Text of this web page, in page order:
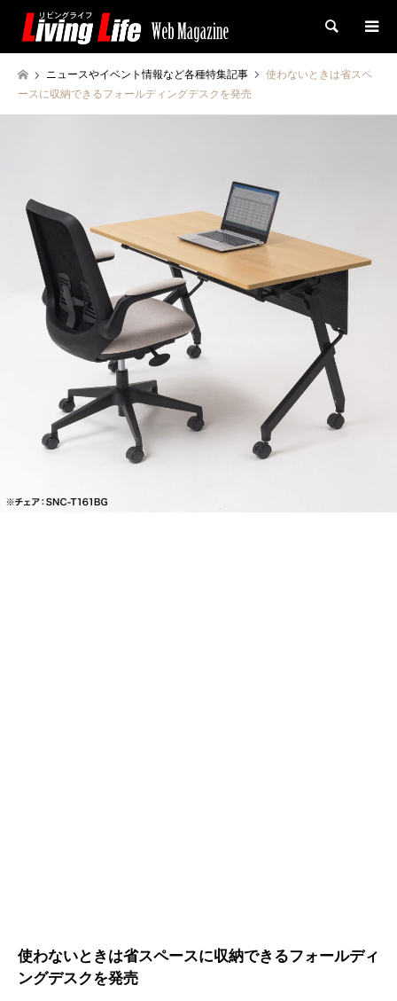
検索
ニュースやイベント情報など各種特集記事
使わないときは省スペ
ースに収納できるフォールディングデスクを発売
使わないときは省スペースに収納できるフォールディ
ングデスクを発売